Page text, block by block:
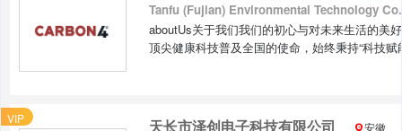
Tanfu (Fujian) Environmental Technology
aboutUs关于我们我们的初心与对未来生活的美
顶尖健康科技普及全国的使命，始终秉持“科技
业标准，稳固行业技术与服务•中期：拓宽赛道
VIP 天长市泽创电子科技有限公司 安徽